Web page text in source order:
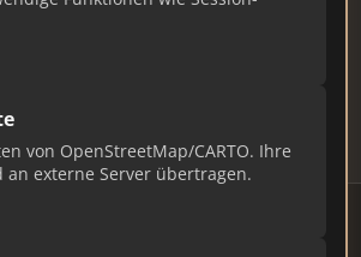
von OpenStreetMap/CARTO. Ihre
an externe Server übertragen.
Keywords